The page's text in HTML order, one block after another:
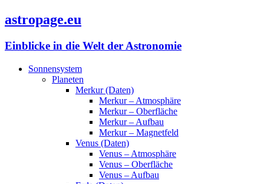
astropage.eu
Einblicke in die Welt der Astronomie
Sonnensystem
Planeten
Merkur (Daten)
Merkur – Atmosphäre
Merkur – Oberfläche
Merkur – Aufbau
Merkur – Magnetfeld
Venus (Daten)
Venus – Atmosphäre
Venus – Oberfläche
Venus – Aufbau